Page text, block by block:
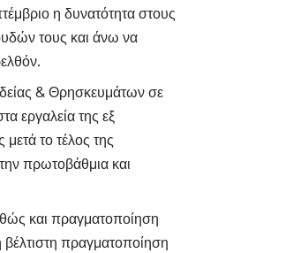
η δυνατότητα στους
τους και άνω να
& Θρησκευμάτων σε
εργαλεία της εξ
το τέλος της
πρωτοβάθμια και
και πραγματοποίηση
πραγματοποίηση